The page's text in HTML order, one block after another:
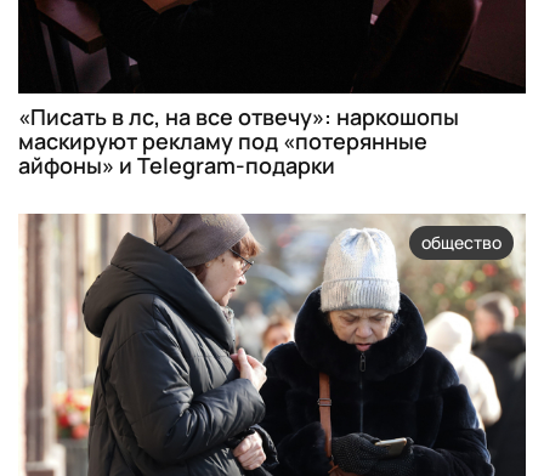
«Писать в лс, на все отвечу»: наркошопы
маскируют рекламу под «потерянные
айфоны» и Telegram-подарки
общество